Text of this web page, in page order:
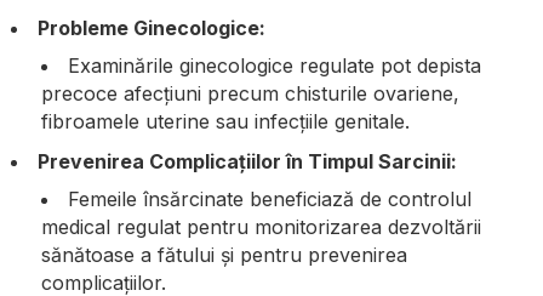
Probleme Ginecologice:
Examinările ginecologice regulate pot depista
precoce afecțiuni precum chisturile ovariene,
fibroamele uterine sau infecțiile genitale.
Prevenirea Complicațiilor în Timpul Sarcinii:
Femeile însărcinate beneficiază de controlul
medical regulat pentru monitorizarea dezvoltării
sănătoase a fătului și pentru prevenirea
complicațiilor.